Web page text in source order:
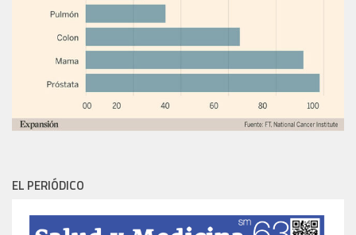
EL PERIÓDICO